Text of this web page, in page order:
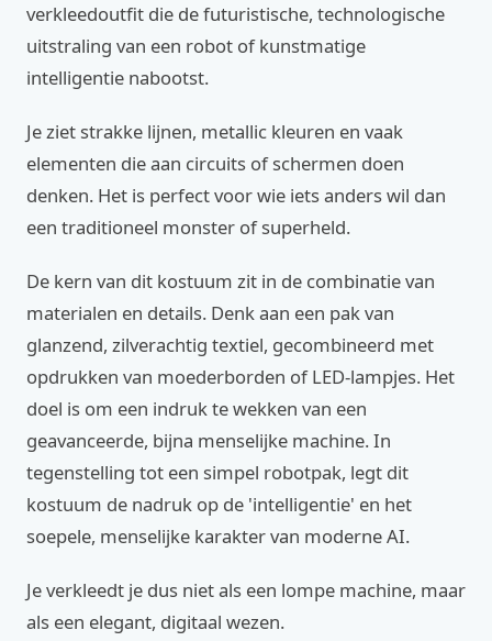
verkleedoutfit die de futuristische, technologische
uitstraling van een robot of kunstmatige
intelligentie nabootst.
Je ziet strakke lijnen, metallic kleuren en vaak
elementen die aan circuits of schermen doen
denken. Het is perfect voor wie iets anders wil dan
een traditioneel monster of superheld.
De kern van dit kostuum zit in de combinatie van
materialen en details. Denk aan een pak van
glanzend, zilverachtig textiel, gecombineerd met
opdrukken van moederborden of LED-lampjes. Het
doel is om een indruk te wekken van een
geavanceerde, bijna menselijke machine. In
tegenstelling tot een simpel robotpak, legt dit
kostuum de nadruk op de 'intelligentie' en het
soepele, menselijke karakter van moderne AI.
Je verkleedt je dus niet als een lompe machine, maar
als een elegant, digitaal wezen.